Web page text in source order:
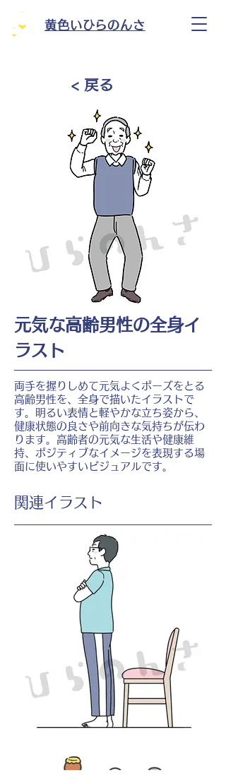
黄色いひらのんさ
< 戻る
元気な高齢男性の全身イ
ラスト
両手を握りしめて元気よくポーズをとる
高齢男性を、全身で描いたイラストで
す。明るい表情と軽やかな立ち姿から、
健康状態の良さや前向きな気持ちが伝わ
ります。高齢者の元気な生活や健康維
持、ポジティブなイメージを表現する場
面に使いやすいビジュアルです。
​関連イラスト